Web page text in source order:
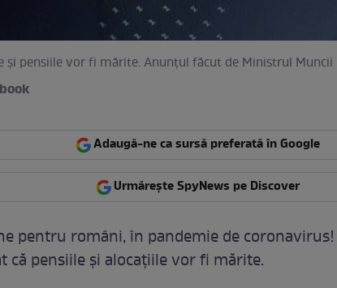
și pensiile vor fi mărite. Anunțul făcut de Ministrul Muncii
Adaugă-ne ca sursă preferată în Google
Urmărește SpyNews pe Discover
pentru români, în pandemie de
că pensiile și alocațiile vor fi mărite.